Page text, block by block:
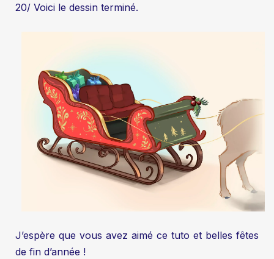
20/ Voici le dessin terminé.
J’espère que vous avez aimé ce tuto et belles fêtes
de fin d’année !